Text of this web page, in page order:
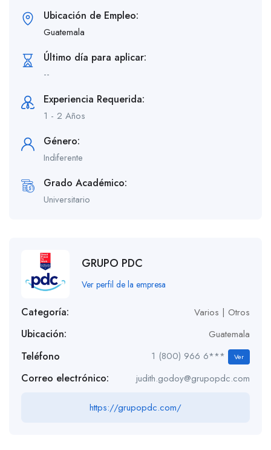
Ubicación de Empleo:
Guatemala
Último día para aplicar:
--
Experiencia Requerida:
1 - 2 Años
Género:
Indiferente
Grado Académico:
Universitario
GRUPO PDC
Ver perfil de la empresa
Categoría: Varios | Otros
Ubicación: Guatemala
Teléfono 1 (800) 966 6*** Ver
Correo electrónico: judith.godoy@grupopdc.com
https://grupopdc.com/